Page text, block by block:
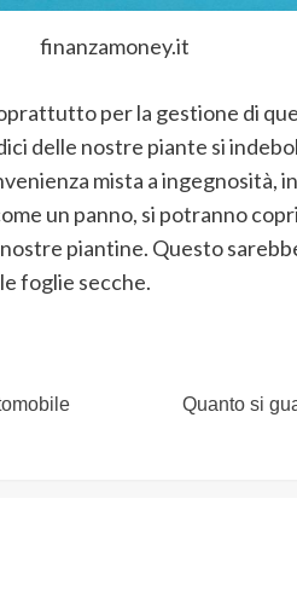
finanzamoney.it
per la gestione di
delle nostre piante si
mista a
un panno, si potranno
piantine. Questo
foglie secche.
Quanto si